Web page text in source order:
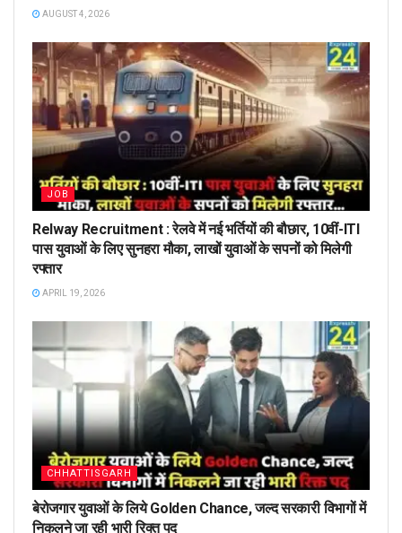
AUGUST 4, 2026
JOB
Relway Recruitment : रेलवे में नई भर्तियों की बौछार, 10वीं-ITI
पास युवाओं के लिए सुनहरा मौका, लाखों युवाओं के सपनों को मिलेगी
रफ्तार
APRIL 19, 2026
CHHATTISGARH
बेरोजगार युवाओं के लिये Golden Chance, जल्द सरकारी विभागों में
निकलने जा रही भारी रिक्त पद